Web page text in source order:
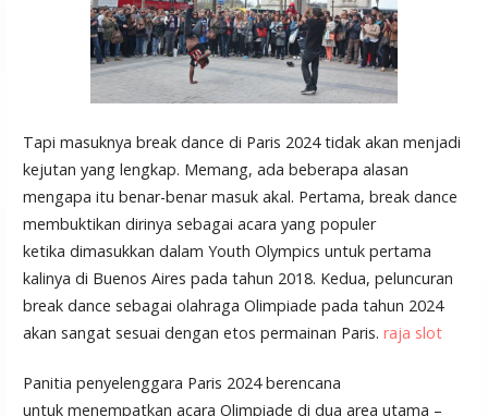
Tapi masuknya break dance di Paris 2024 tidak akan menjadi
kejutan yang lengkap. Memang, ada beberapa alasan
mengapa itu benar-benar masuk akal. Pertama, break dance
membuktikan dirinya sebagai acara yang populer
ketika dimasukkan dalam Youth Olympics untuk pertama
kalinya di Buenos Aires pada tahun 2018. Kedua, peluncuran
break dance sebagai olahraga Olimpiade pada tahun 2024
akan sangat sesuai dengan etos permainan Paris. raja slot
Panitia penyelenggara Paris 2024 berencana
untuk menempatkan acara Olimpiade di dua area utama –